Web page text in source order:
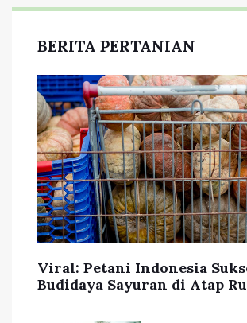
BERITA PERTANIAN
Viral: Petani Indonesia
Budidaya Sayuran di Atap